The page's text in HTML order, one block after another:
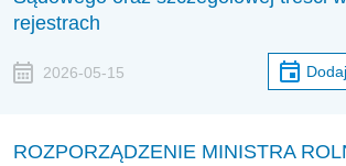
rejestrach
2026-05-15
ROZPORZĄDZENIE MINISTRA